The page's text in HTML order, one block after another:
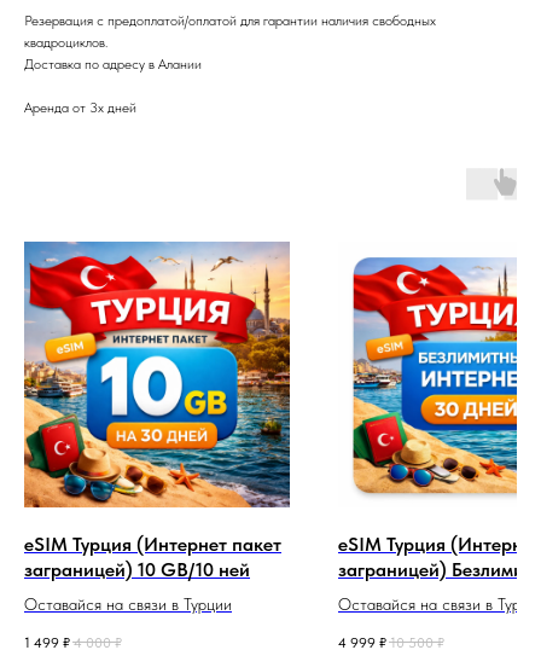
Резервация с предоплатой/оплатой для гарантии наличия свободных
квадроциклов.
Доставка по адресу в Алании
Аренда от 3х дней
eSIM Турция (Интернет пакет
заграницей) 10 GB/10 ней
Оставайся на связи в Турции
1 499 ₽ 4 000 ₽
eSIM Турция
заграницей) Безлимит
дней
Оставайся на связи в
4 999 ₽ 10 500 ₽